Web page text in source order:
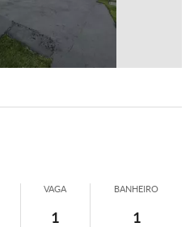
VAGA
1
BANHEIRO
1